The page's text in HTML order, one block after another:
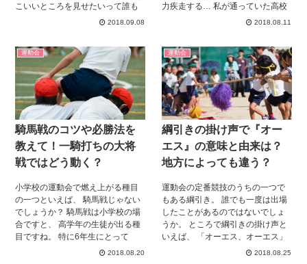
こいいところを見せたいって誰も
が思うんですよね。 速く走るコツ
伝授します。 ぜひ、読んでみてく
ださいね。
2018.09.08
力疾走する… 私が通っていた高校
の体育祭でも、 リレーが一番最後
ちも、 全競技の中で一番白熱して
いました。 リレーといえばバトン
パスですね。 個人個人の足の速さ
に注目されがちで、 バトンパスは
そこまで重要視されていないこと
もありますが、 そんなことはあり
ません！ このバトンパスを制する
ものが、リレーを制するのです！
そんなバトンパスのコツを調べて
みたので、 リレーの代表に選ばれ
ている方は、 ぜひ目を通してくだ
さい！
2018.08.11
運動会
騎馬戦のコツや必勝法を
教えて！一騎打ちの大将
戦ではどう動く？
小学校の運動会で燃え上がる種目
の一つといえば、 騎馬戦じゃない
でしょうか？ 騎馬戦は小学校の場
合ですと、 高学年の生徒が出る種
目ですね。 特に6年生にとって
は、小学校生活最後の運動会です
2018.08.20
運動会
綱引きの掛け声で『オー
エス』の意味と由来は？
地方によっても違う？
運動会の定番競技のうちの一つで
もある綱引き。 誰でも一度は出場
したことがあるのではないでしょ
うか。 ところで綱引きの掛け声と
いえば、 「オーエス、オーエス」
と言う方が多いでしょう。 私も小
2018.08.25